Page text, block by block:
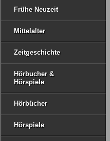
Frühe Neuzeit
Mittelalter
Zeitgeschichte
Hörbucher &
Hörspiele
Hörbücher
Hörspiele